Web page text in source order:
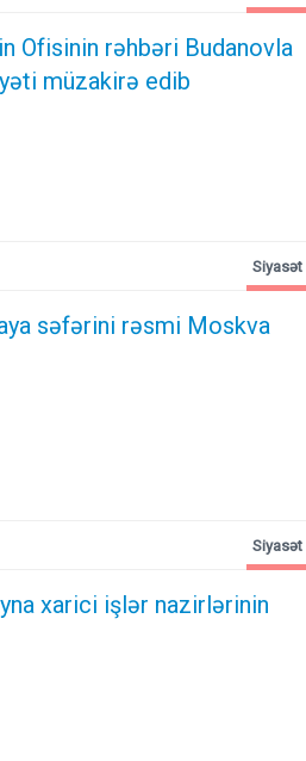
Ofisinin rəhbəri Budanovla
müzakirə edib
səfərini rəsmi Moskva
Siyasət
xarici işlər nazirlərinin
Siyasət